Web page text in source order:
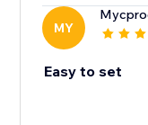
MY
Easy to set